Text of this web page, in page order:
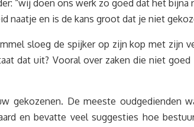
“wij doen ons werk zo goed dat het
naatje en is de kans groot dat je niet
sloeg de spijker op zijn kop met
dat uit? Vooral over zaken die niet
gekozenen. De meeste oudgedienden
en bevatte veel suggesties hoe